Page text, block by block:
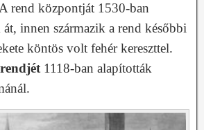
rend központját 1530-ban
innen származik a rend későbbi
köntös volt fehér kereszttel.
1118-ban alapították